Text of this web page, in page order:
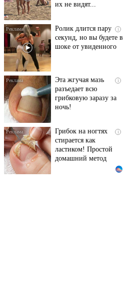
их не видят...
i
Ролик длится пару
секунд, но вы будете в
шоке от увиденного
i
Эта жгучая мазь
разъедает всю
грибковую заразу за
ночь!
i
Грибок на ногтях
стирается как
ластиком! Простой
домашний метод